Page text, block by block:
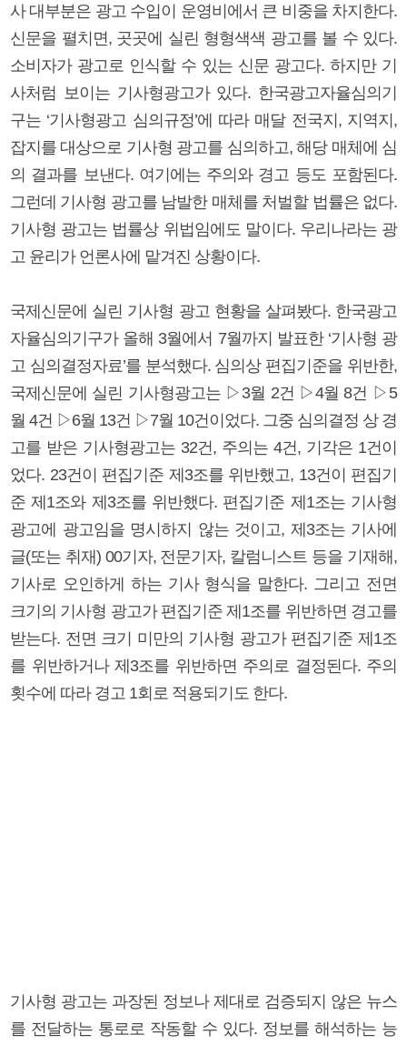
사 대부분은 광고 수입이 운영비에서 큰 비중을 차지한다.
신문을 펼치면, 곳곳에 실린 형형색색 광고를 볼 수 있다.
소비자가 광고로 인식할 수 있는 신문 광고다. 하지만 기
사처럼 보이는 기사형광고가 있다. 한국광고자율심의기
구는 ‘기사형광고 심의규정’에 따라 매달 전국지, 지역지,
잡지를 대상으로 기사형 광고를 심의하고, 해당 매체에 심
의 결과를 보낸다. 여기에는 주의와 경고 등도 포함된다.
그런데 기사형 광고를 남발한 매체를 처벌할 법률은 없다.
기사형 광고는 법률상 위법임에도 말이다. 우리나라는 광
고 윤리가 언론사에 맡겨진 상황이다.
국제신문에 실린 기사형 광고 현황을 살펴봤다. 한국광고
자율심의기구가 올해 3월에서 7월까지 발표한 ‘기사형 광
고 심의결정자료’를 분석했다. 심의상 편집기준을 위반한,
국제신문에 실린 기사형광고는 ▷3월 2건 ▷4월 8건 ▷5
월 4건 ▷6월 13건 ▷7월 10건이었다. 그중 심의결정 상 경
고를 받은 기사형광고는 32건, 주의는 4건, 기각은 1건이
었다. 23건이 편집기준 제3조를 위반했고, 13건이 편집기
준 제1조와 제3조를 위반했다. 편집기준 제1조는 기사형
광고에 광고임을 명시하지 않는 것이고, 제3조는 기사에
글(또는 취재) 00기자, 전문기자, 칼럼니스트 등을 기재해,
기사로 오인하게 하는 기사 형식을 말한다. 그리고 전면
크기의 기사형 광고가 편집기준 제1조를 위반하면 경고를
받는다. 전면 크기 미만의 기사형 광고가 편집기준 제1조
를 위반하거나 제3조를 위반하면 주의로 결정된다. 주의
횟수에 따라 경고 1회로 적용되기도 한다.
기사형 광고는 과장된 정보나 제대로 검증되지 않은 뉴스
를 전달하는 통로로 작동할 수 있다. 정보를 해석하는 능